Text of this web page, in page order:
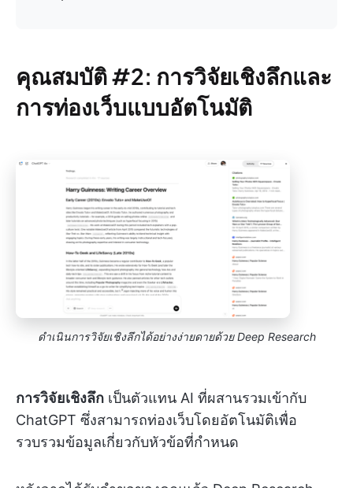
คุณสมบัติ #2: การวิจัยเชิงลึกและ
การท่องเว็บแบบอัตโนมัติ
ดำเนินการวิจัยเชิงลึกได้อย่างง่ายดายด้วย Deep Research
การวิจัยเชิงลึก เป็นตัวแทน AI ที่ผสานรวมเข้ากับ
ChatGPT ซึ่งสามารถท่องเว็บโดยอัตโนมัติเพื่อ
รวบรวมข้อมูลเกี่ยวกับหัวข้อที่กำหนด